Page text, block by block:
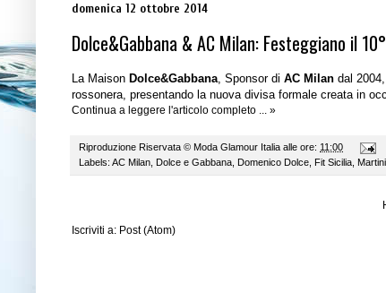
domenica 12 ottobre 2014
Dolce&Gabbana & AC Milan: Festeggiano il
La Maison Dolce&Gabbana, Sponsor di AC Milan dal
rossonera, presentando la nuova divisa formale creata in
Continua a leggere l'articolo completo ... »
Riproduzione Riservata © Moda Glamour Italia alle ore: 11:00
Labels: AC Milan Dolce e Gabbana Domenico Dolce Fit Sicilia Martini
Iscriviti a: Post (Atom)